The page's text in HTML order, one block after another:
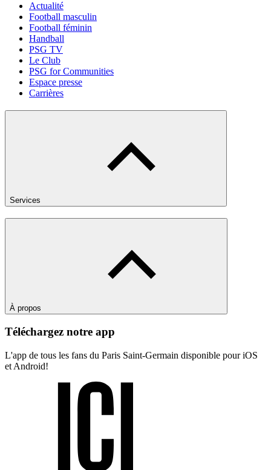
Actualité
Football masculin
Football féminin
Handball
PSG TV
Le Club
PSG for Communities
Espace presse
Carrières
Services
À propos
Téléchargez notre app
L'app de tous les fans du Paris Saint-Germain disponible pour iOS
et Android!